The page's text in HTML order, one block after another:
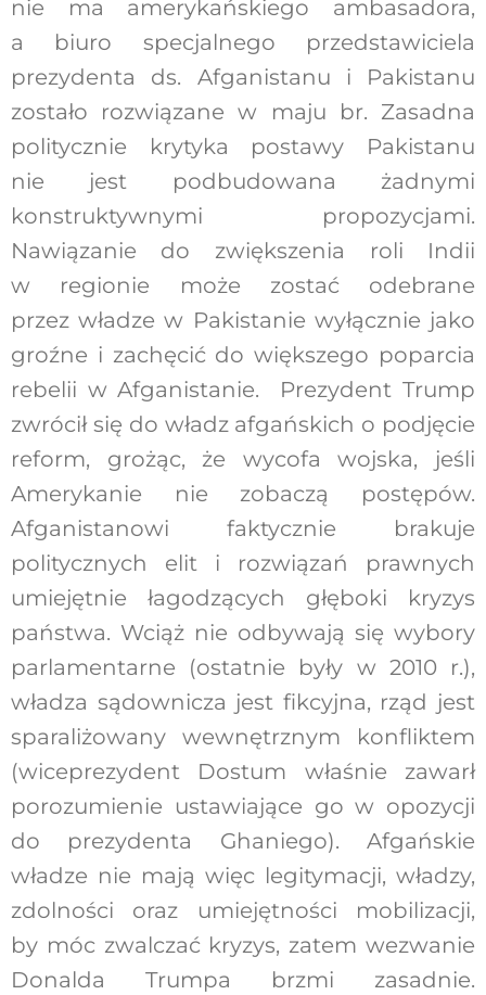
nie ma amerykańskiego ambasadora,
a biuro specjalnego przedstawiciela
prezydenta ds. Afganistanu i Pakistanu
zostało rozwiązane w maju br. Zasadna
politycznie krytyka postawy Pakistanu
nie jest podbudowana żadnymi
konstruktywnymi propozycjami.
Nawiązanie do zwiększenia roli Indii
w regionie może zostać odebrane
przez władze w Pakistanie wyłącznie jako
groźne i zachęcić do większego poparcia
rebelii w Afganistanie. Prezydent Trump
zwrócił się do władz afgańskich o podjęcie
reform, grożąc, że wycofa wojska, jeśli
Amerykanie nie zobaczą postępów.
Afganistanowi faktycznie brakuje
politycznych elit i rozwiązań prawnych
umiejętnie łagodzących głęboki kryzys
państwa. Wciąż nie odbywają się wybory
parlamentarne (ostatnie były w 2010 r.),
władza sądownicza jest fikcyjna, rząd jest
sparaliżowany wewnętrznym konfliktem
(wiceprezydent Dostum właśnie zawarł
porozumienie ustawiające go w opozycji
do prezydenta Ghaniego). Afgańskie
władze nie mają więc legitymacji, władzy,
zdolności oraz umiejętności mobilizacji,
by móc zwalczać kryzys, zatem wezwanie
Donalda Trumpa brzmi zasadnie.